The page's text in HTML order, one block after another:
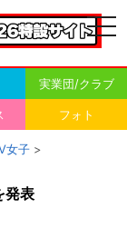
実業団/クラブ
フォト
女子 >
発表